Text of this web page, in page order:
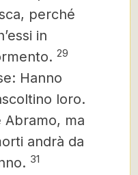
perché
in
29
Hanno
loro.
Abramo, ma
andrà da
31